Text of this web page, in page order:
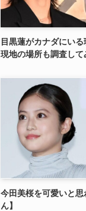
目黒蓮がカナダにい
現地の場所も調査して
今田美桜を可愛いと
ん】